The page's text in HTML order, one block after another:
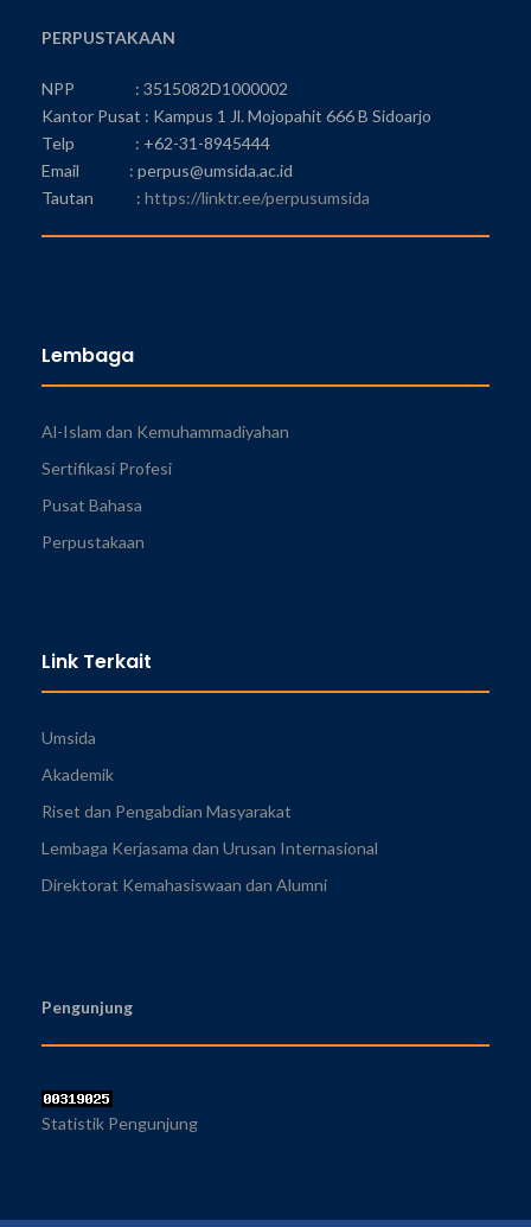
PERPUSTAKAAN
NPP : 3515082D1000002
Kantor Pusat : Kampus 1 Jl. Mojopahit 666 B Sidoarjo
Telp : +62-31-8945444
Email : perpus@umsida.ac.id
Tautan : https://linktr.ee/perpusumsida
Lembaga
Al-Islam dan Kemuhammadiyahan
Sertifikasi Profesi
Pusat Bahasa
Perpustakaan
Link Terkait
Umsida
Akademik
Riset dan Pengabdian Masyarakat
Lembaga Kerjasama dan Urusan Internasional
Direktorat Kemahasiswaan dan Alumni
Pengunjung
Statistik Pengunjung